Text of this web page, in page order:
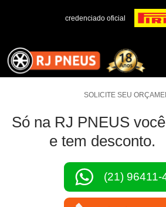
credenciado oficial
SOLICITE SEU
Só na RJ PNEUS
e tem desconto.
(21) 96411-